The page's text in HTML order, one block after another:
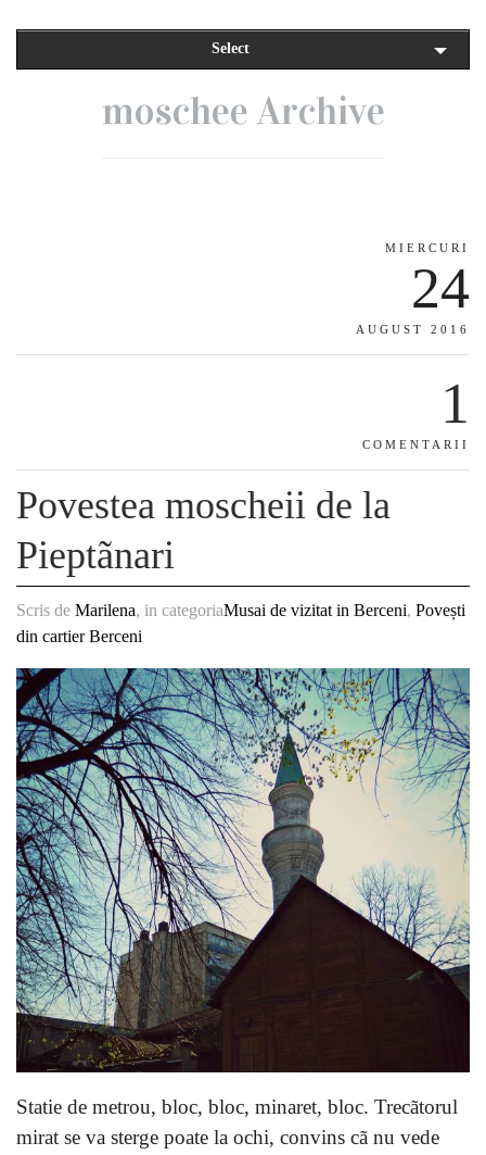
Select
moschee Archive
MIERCURI
24
AUGUST 2016
1
COMENTARII
Povestea moscheii de la
Pieptãnari
Scris de Marilena, in categoriaMusai de vizitat in Berceni, Povești
din cartier Berceni
Statie de metrou, bloc, bloc, minaret, bloc. Trecãtorul
mirat se va sterge poate la ochi, convins cã nu vede